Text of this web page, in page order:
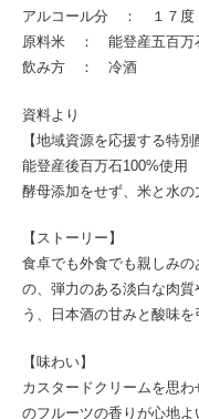
アルコール分 ： １７度
原料米 ： 能登産五百万
飲み方 ： 冷酒
資料より
【地域資源を応援する特別
能登産後百万石100%使用
酵母添加をせず、米と水の
【ストーリー】
食卓でも外食でも親しみ
の、弾力のある淡白な肉
う、日本酒の甘みと酸味を
【味わい】
カスタードクリームを思
のフルーツの香りが心地よ